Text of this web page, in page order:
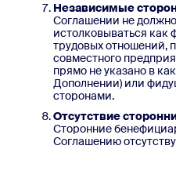
Независимые
Соглашении не
истолковываться
трудовых отношений,
совместного
прямо не указано в
Дополнении) или
сторонами.
Отсутствие
Сторонние
Соглашению